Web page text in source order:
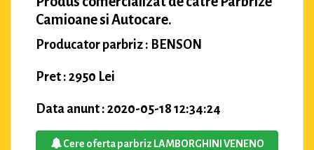
Camioane si Autocare.
Producator parbriz : BENSON
Pret : 2950 Lei
Data anunt : 2020-05-18 12:34:24
Cere oferta parbriz LAMBORGHINI VENENO